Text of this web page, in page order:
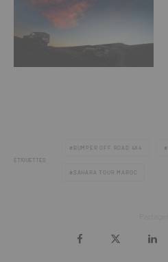
ÉTIQUETTES
BUMPER OFF ROAD 4X4
SAHARA TOUR MAROC